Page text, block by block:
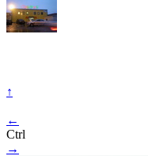
↑
←
Ctrl
→